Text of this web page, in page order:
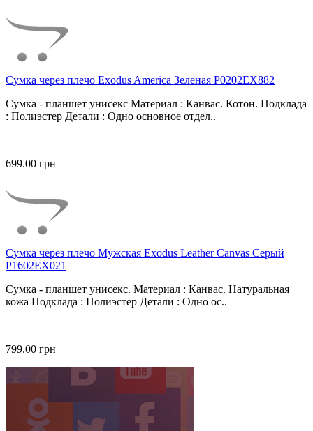
Сумка через плечо Exodus America Зеленая P0202EX882
Сумка - планшет унисекс Материал : Канвас. Котон. Подклада
: Полиэстер Детали : Одно основное отдел..
699.00 грн
Сумка через плечо Мужская Exodus Leather Canvas Серый
P1602EX021
Сумка - планшет унисекс. Материал : Канвас. Натуральная
кожа Подклада : Полиэстер Детали : Одно ос..
799.00 грн